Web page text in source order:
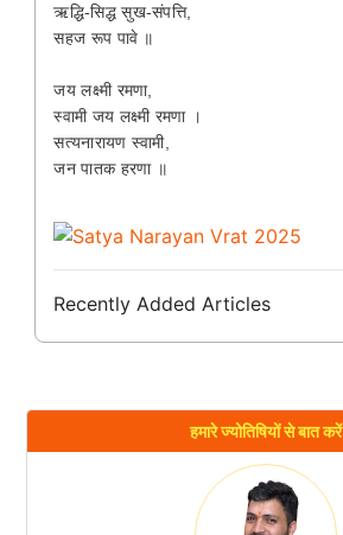
ऋद्धि-सिद्ध सुख-संपत्ति,
सहज रूप पावे ॥
जय लक्ष्मी रमणा,
स्वामी जय लक्ष्मी रमणा ।
सत्यनारायण स्वामी,
जन पातक हरणा ॥
Recently Added Articles
हमारे ज्योतिषियों से बात करें